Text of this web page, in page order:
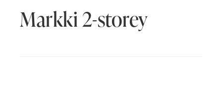
Markki 2-storey